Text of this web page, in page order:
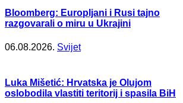
Bloomberg: Europljani i Rusi tajno
razgovarali o miru u Ukrajini
06.08.2026. Svijet
Luka Mišetić: Hrvatska je Olujom
oslobodila vlastiti teritorij i spasila BiH